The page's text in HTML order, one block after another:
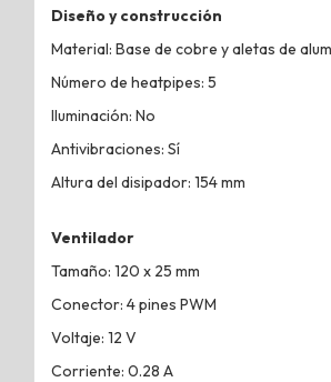
Diseño y construcción
Material: Base de cobre y aletas de
Número de heatpipes: 5
Iluminación: No
Antivibraciones: Sí
Altura del disipador: 154 mm
Ventilador
Tamaño: 120 x 25 mm
Conector: 4 pines PWM
Voltaje: 12 V
Corriente: 0.28 A